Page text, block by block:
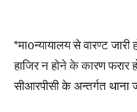
*मा0न्यायालय से वारण्ट
हाजिर न होने के कारण फरार
सीआरपीसी के अन्तर्गत थाना